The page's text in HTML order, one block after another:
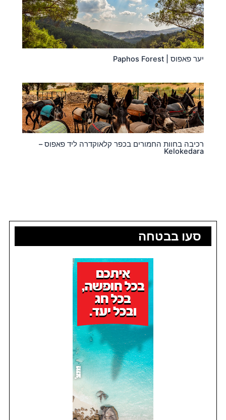
סעו בבטחה
יער פאפוס | Paphos Forest
רכיבה בחוות החמורים בכפר קלאוקדרה ליד פאפוס –
Kelokedara